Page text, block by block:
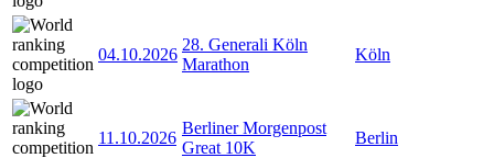
04.10.2026
28. Generali Köln
Marathon
Köln
11.10.2026
Berliner Morgenpost
Great 10K
Berlin